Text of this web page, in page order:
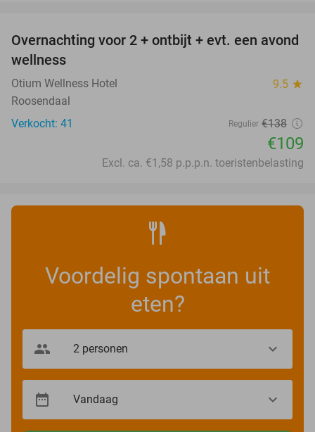
21%
Overnachting voor 2 + ontbijt + evt. een avond
wellness
Otium Wellness Hotel 9.5 star
Roosendaal
Verkocht: 41
Regulier €138
€109
Excl. ca. €1,58 p.p.p.n. toeristenbelasting
Voordelig spontaan uit
eten?